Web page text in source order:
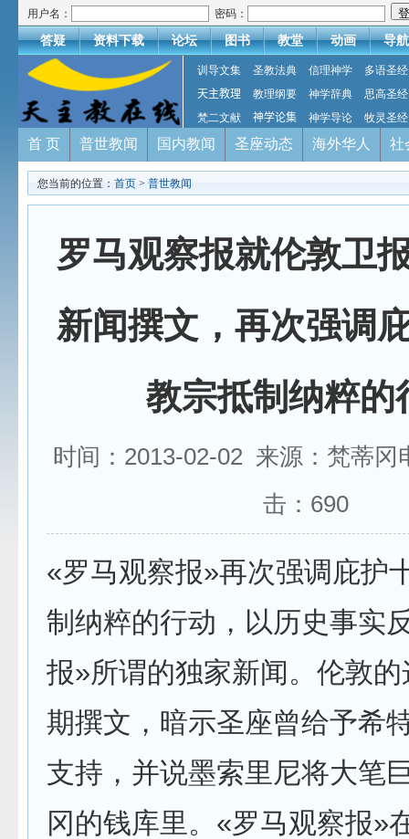
用户名： 密码：
答疑 资料下载 论坛 图书 教堂 动画 导航
训导文集 圣教法典 信理神学
多语圣经
天主教理
教理纲要 神学辞典
思高圣经
梵二文献
神学论集 神学导论 牧灵圣经
首 页 普世教闻 国内教闻 圣座动态 海外华人 社
您当前的位置： 首页 > 普世教闻
罗马观察报就伦敦卫
新闻撰文，再次强调
教宗抵制纳粹的
时间：2013-02-02 来源：梵蒂
击： 690
«罗马观察报»再次强调庇护
制纳粹的行动，以历史事实
报»所谓的独家新闻。伦敦
期撰文，暗示圣座曾给予希
支持，并说墨索里尼将大笔
冈的钱库里。«罗马观察报»